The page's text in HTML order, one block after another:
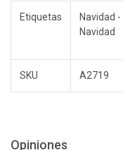
Etiquetas
Navidad
Navidad
SKU A2719
Opiniones